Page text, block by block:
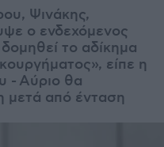
Ψινάκης,
ο ενδεχόμενος
το αδίκημα
είπε η
- Αύριο θα
μετά από ένταση